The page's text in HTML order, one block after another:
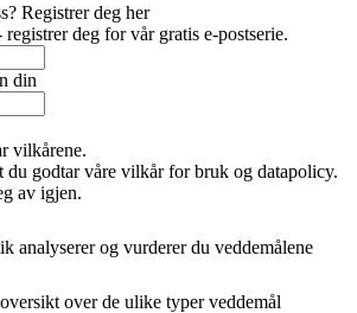
Registrer deg her
deg for vår gratis e-postserie.
din
vilkårene.
du godtar våre vilkår for bruk og datapolicy.
av igjen.
analyserer og vurderer du veddemålene
over de ulike typer veddemål